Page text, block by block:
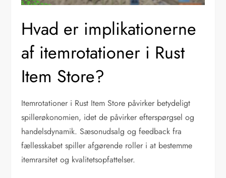
Hvad er implikationerne
af itemrotationer i Rust
Item Store?
Itemrotationer i Rust Item Store påvirker betydeligt
spillerøkonomien, idet de påvirker efterspørgsel og
handelsdynamik. Sæsonudsalg og feedback fra
fællesskabet spiller afgørende roller i at bestemme
itemrarsitet og kvalitetsopfattelser.